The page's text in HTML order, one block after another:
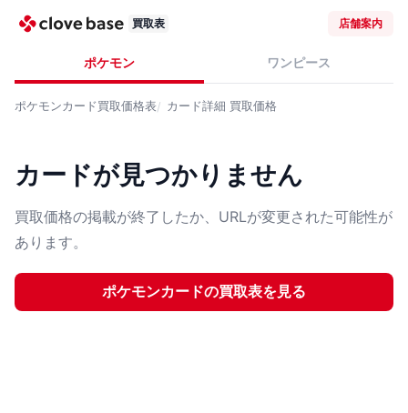
買取表 店舗案内
ポケモン ワンピース
ポケモンカード買取価格表 カード詳細 買取価格
カードが見つかりません
買取価格の掲載が終了したか、URLが変更された可能性が
あります。
ポケモンカードの買取表を見る